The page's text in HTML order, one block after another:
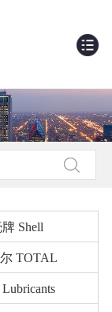
Shell
TOTAL